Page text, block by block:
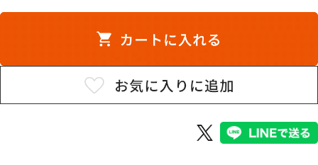
お問い合わせ
メールマガジン
プライバシーポリシー
特定商取引法に基づく表示